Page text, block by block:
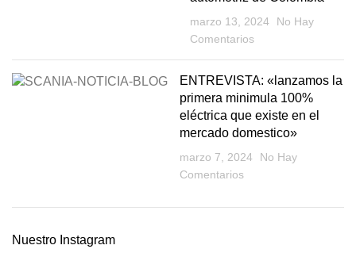
marzo 13, 2024
No Hay
Comentarios
ENTREVISTA: «lanzamos la
primera minimula 100%
eléctrica que existe en el
mercado domestico»
marzo 7, 2024
No Hay
Comentarios
Nuestro Instagram